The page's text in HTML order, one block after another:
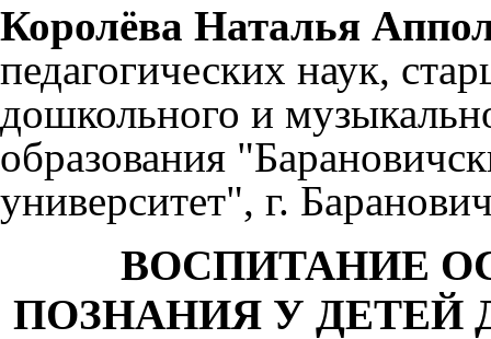
Королёва Наталья
педагогических наук,
дошкольного и
образования
университет", г.
ВОСПИТАНИЕ
ПОЗНАНИЯ У ДЕТЕЙ